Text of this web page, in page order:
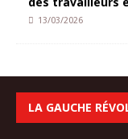
13/03/2026
LA GAUCHE